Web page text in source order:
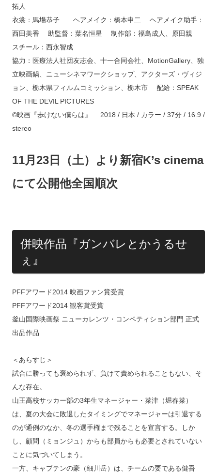
拓人
衣裳：馬場恭子 ヘアメイク：橋本申二 ヘアメイク助手：
西田美香 助監督：葉名恒星 制作部：福島成人、原田親
スチール：西永智成
協力：医療法人社団友志会、十一合同会社、MotionGallery、独
立映画鍋、ニューシネマワークショップ、アクターズ・ヴィジ
ョン、栃木県フィルムコミッション、栃木市 配給：SPEAK
OF THE DEVIL PICTURES
©映画『歩けない僕らは』 2018 / 日本 / カラー / 37分 / 16:9 /
stereo
11月23日（土）より新宿K’s cinema
にて公開他全国順次
併映作品『ガンバレとかうるせ
ぇ』
PFFアワード2014 映画ファン賞受賞
PFFアワード2014 観客賞受賞
釜山国際映画祭 ニューカレンツ・コンペティション部門 正式
出品作品
＜あらすじ＞
試合に勝っても褒められず、負けて責められることもない、そ
んな存在。
山王高校サッカー部の3年生マネージャー・菜津（堀春菜）
は、夏の大会に敗退したタイミングでマネージャーは引退する
のが通例のなか、冬の選手権まで残ることを宣言する。しか
し、顧問（ミョンジュ）からも部員からも必要とされていない
ことに気づいてしまう。
一方、キャプテンの豪（細川岳）は、チームの要である健吾